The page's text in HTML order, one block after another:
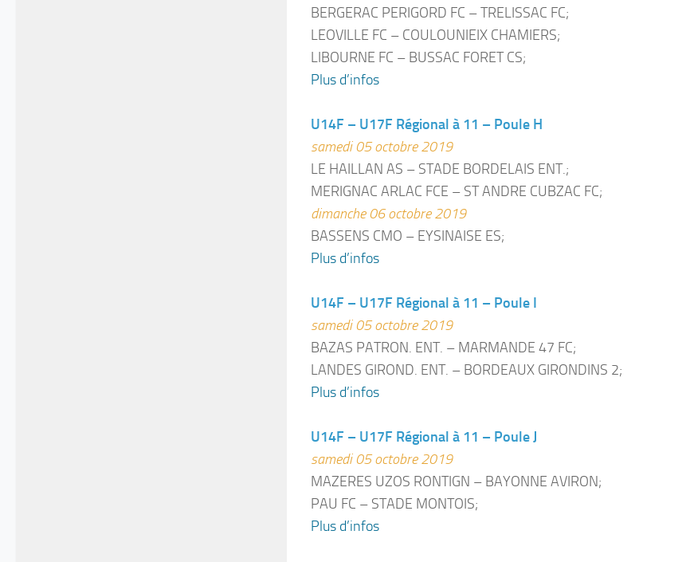
BERGERAC PERIGORD FC – TRELISSAC FC;
LEOVILLE FC – COULOUNIEIX CHAMIERS;
LIBOURNE FC – BUSSAC FORET CS;
Plus d’infos
U14F – U17F Régional à 11 – Poule H
samedi 05 octobre 2019
LE HAILLAN AS – STADE BORDELAIS ENT.;
MERIGNAC ARLAC FCE – ST ANDRE CUBZAC FC;
dimanche 06 octobre 2019
BASSENS CMO – EYSINAISE ES;
Plus d’infos
U14F – U17F Régional à 11 – Poule I
samedi 05 octobre 2019
BAZAS PATRON. ENT. – MARMANDE 47 FC;
LANDES GIROND. ENT. – BORDEAUX GIRONDINS 2;
Plus d’infos
U14F – U17F Régional à 11 – Poule J
samedi 05 octobre 2019
MAZERES UZOS RONTIGN – BAYONNE AVIRON;
PAU FC – STADE MONTOIS;
Plus d’infos